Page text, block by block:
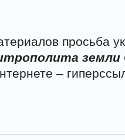
просьба
земли
–